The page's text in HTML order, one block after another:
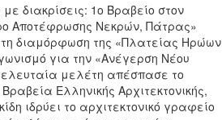
διακρίσεις: 1ο Βραβείο στον
Αποτέφρωσης Νεκρών, Πάτρας»
διαμόρφωση της «Πλατείας Ηρώων
για την «Ανέγερση Νέου
μελέτη απέσπασε το
Ελληνικής Αρχιτεκτονικής,
ιδρύει το αρχιτεκτονικό γραφείο